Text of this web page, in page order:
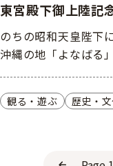
東宮殿下御上陸記
のちの昭和天皇陛下
沖縄の地「よなばる
観る・遊ぶ 歴史・